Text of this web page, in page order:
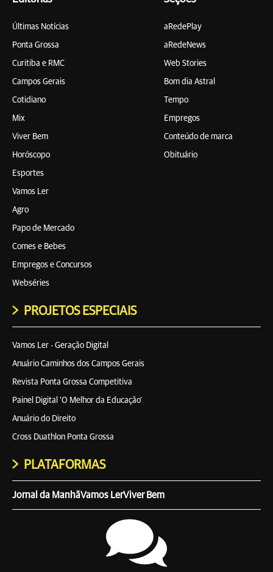
Últimas Notícias
Ponta Grossa
Curitiba e RMC
Campos Gerais
Cotidiano
Mix
Viver Bem
Horóscopo
Esportes
Vamos Ler
Agro
Papo de Mercado
Comes e Bebes
Empregos e Concursos
Webséries
aRedePlay
aRedeNews
Web Stories
Bom dia Astral
Tempo
Empregos
Conteúdo de marca
Obituário
PROJETOS ESPECIAIS
Vamos Ler - Geração Digital
Anuário Caminhos dos Campos Gerais
Revista Ponta Grossa Competitiva
Painel Digital 'O Melhor da Educação'
Anuário do Direito
Cross Duathlon Ponta Grossa
PLATAFORMAS
Jornal da ManhãVamos LerViver Bem